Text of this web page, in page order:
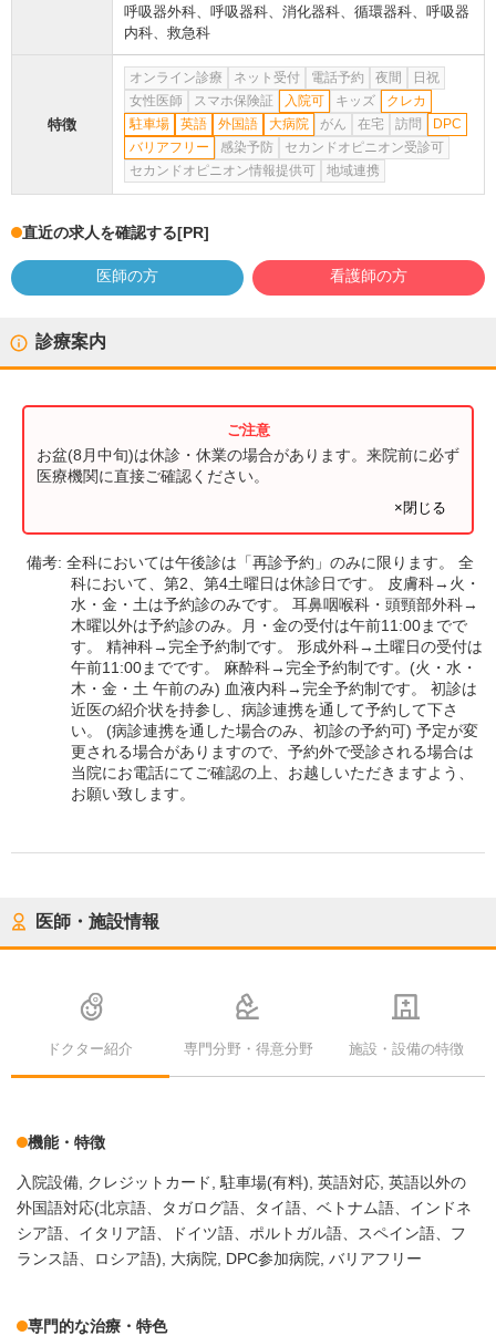
呼吸器外科、 呼吸器科、 消化器科、 循環器科、 呼吸器
内科、 救急科
特徴
オンライン診療 ネット受付 電話予約 夜間
日祝
女性医師
スマホ保険証 入院可 キッズ
クレカ
駐車場
英語 外国語 大病院 がん 在宅 訪問
DPC
バリアフリー
感染予防
セカンドオピニオン受診可
セカンドオピニオン情報提供可
地域連携
直近の求人を確認する[PR]
医師の方 看護師の方
診療案内
お盆(8月中旬)は休診・休業の場合があります。来院前に必ず
医療機関に直接ご確認ください。
×閉じる
備考:全科においては午後診は「再診予約」のみに限ります。 全
科において、第2、第4土曜日は休診日です。 皮膚科→火・
水・金・土は予約診のみです。 耳鼻咽喉科・頭頸部外科→
木曜以外は予約診のみ。月・金の受付は午前11:00までで
す。 精神科→完全予約制です。 形成外科→土曜日の受付は
午前11:00までです。 麻酔科→完全予約制です。(火・水・
木・金・土 午前のみ) 血液内科→完全予約制です。 初診は
近医の紹介状を持参し、病診連携を通して予約して下さ
い。 (病診連携を通した場合のみ、初診の予約可) 予定が変
更される場合がありますので、予約外で受診される場合は
当院にお電話にてご確認の上、お越しいただきますよう、
お願い致します。
医師・施設情報
ドクター紹介 専門分野・得意分野 施設・設備の特徴
機能・特徴
入院設備 クレジットカード 駐車場(有料) 英語対応 英語以外の
外国語対応(北京語、タガログ語、タイ語、ベトナム語、インドネ
シア語、イタリア語、ドイツ語、ポルトガル語、スペイン語、フ
ランス語、ロシア語)
大病院 DPC参加病院 バリアフリー
専門的な治療・特色